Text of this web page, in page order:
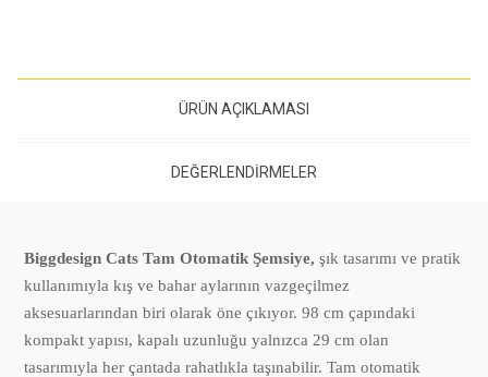
ÜRÜN AÇIKLAMASI
DEĞERLENDIRMELER
Biggdesign Cats Tam Otomatik Şemsiye, şık tasarımı ve pratik
kullanımıyla kış ve bahar aylarının vazgeçilmez
aksesuarlarından biri olarak öne çıkıyor. 98 cm çapındaki
kompakt yapısı, kapalı uzunluğu yalnızca 29 cm olan
tasarımıyla her çantada rahatlıkla taşınabilir. Tam otomatik